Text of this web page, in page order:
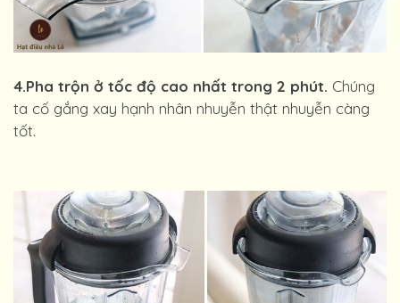
4.Pha trộn ở tốc độ cao nhất trong 2 phút. Chúng
ta cố gắng xay hạnh nhân nhuyễn thật nhuyễn càng
tốt.